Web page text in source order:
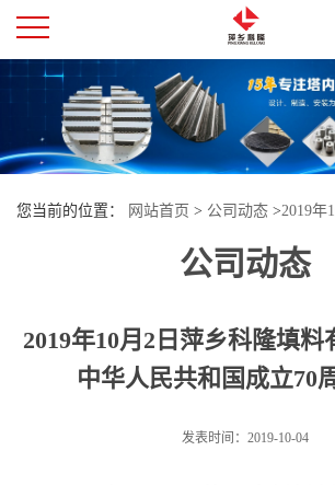
公
司
您当前的位置： 网站首页 > 公司动态 >2019年
有限公司庆祝中华人民共和国成立70周年大会
公司动态
2019年10月2日萍乡科隆填料
中华人民共和国成立70
发表时间：2019-10-04